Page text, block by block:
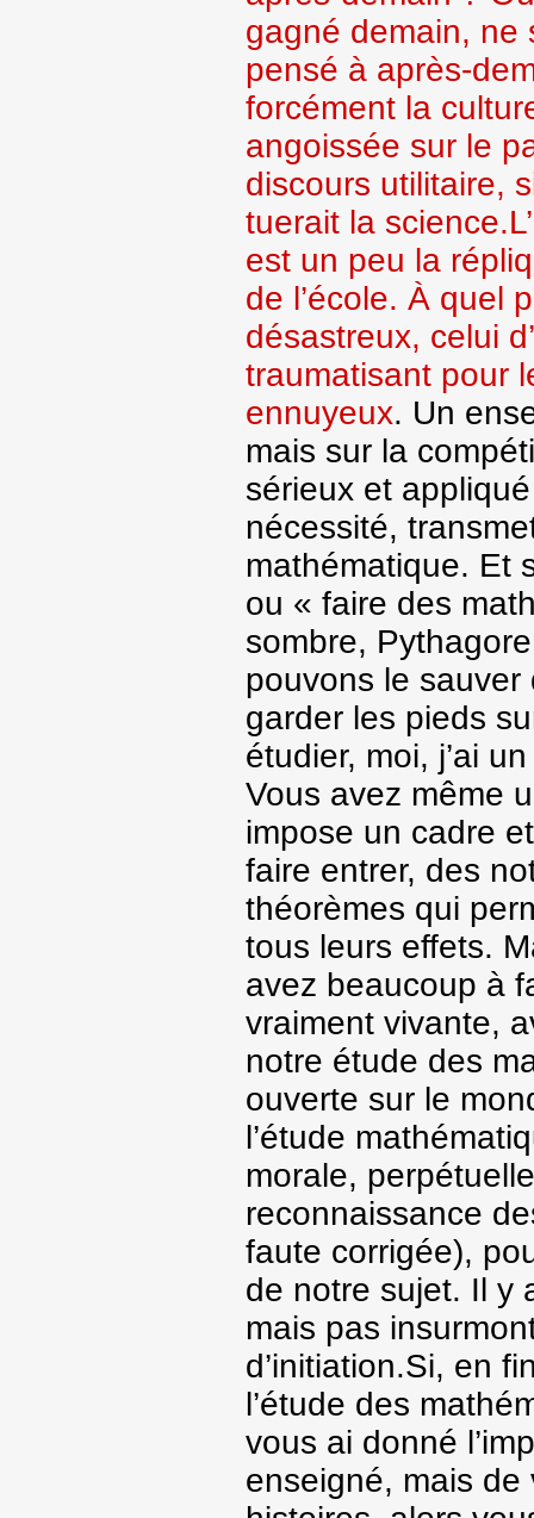
gagné demain, ne
pensé à après-
forcément la
angoissée sur le
discours utilitaire,
tuerait la
est un peu la
de l’école. À quel
désastreux, celui
traumatisant pour
ennuyeux. Un
mais sur la
sérieux et
nécessité,
mathématique. Et
ou « faire des
sombre,
pouvons le sauver
garder les pieds
étudier, moi, j’ai
Vous avez même
impose un cadre
faire entrer, des
théorèmes qui
tous leurs effets.
avez beaucoup à
vraiment vivante,
notre étude des
ouverte sur le
l’étude
morale,
reconnaissance
faute corrigée),
de notre sujet. Il y
mais pas
d’initiation.Si, en
l’étude des
vous ai donné
enseigné, mais